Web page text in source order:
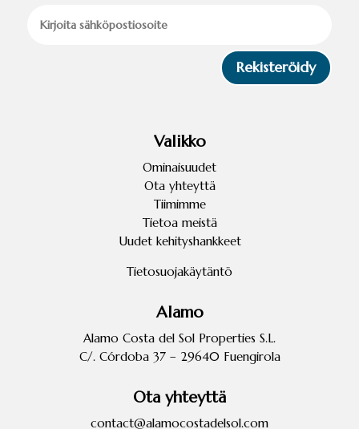
Rekisteröidy
Valikko
Ominaisuudet
Ota yhteyttä
Tiimimme
Tietoa meistä
Uudet kehityshankkeet
Tietosuojakäytäntö
Alamo
Alamo Costa del Sol Properties S.L.
C/. Córdoba 37 – 29640 Fuengirola
Ota yhteyttä
contact@alamocostadelsol.com